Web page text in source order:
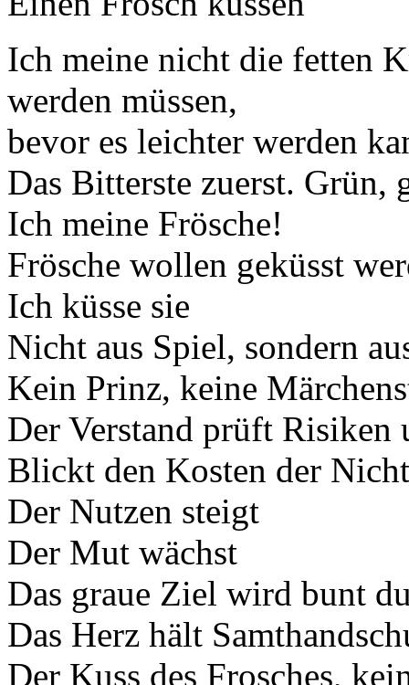
Ich meine nicht die fetten
werden müssen,
bevor es leichter werden
Das Bitterste zuerst.
Ich meine Frösche!
Frösche wollen geküsst
Ich küsse sie
Nicht aus Spiel, sondern
Kein Prinz, keine
Der Verstand prüft Risiken
Blickt den Kosten der
Der Nutzen steigt
Der Mut wächst
Das graue Ziel wird bunt
Das Herz hält
Der Kuss des Frosches,